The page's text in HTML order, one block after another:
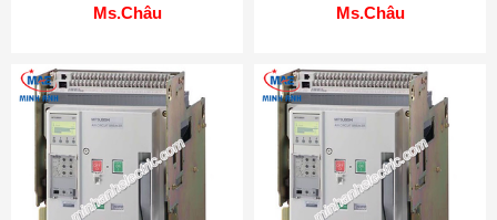
Ms.Châu
Ms.Châu